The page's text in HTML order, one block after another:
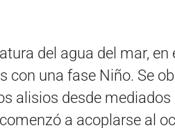
del agua del mar,
con una fase Niño. Se
alisios desde mediados
a acoplarse al